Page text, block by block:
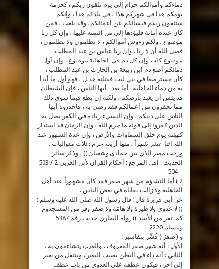
دماءكم وأموالكم حرام إلى يوم تلقون ربكم ، كحرمة
يومكم هذا في شهركم هذا ، في بلدكم هذا ، وإنكم
ستلقون ربكم فيسألكم عن أعمالكم . وقد بلغت ، فمن
كان عنده أمانة فليؤدها إلى من ائتمنه عليها ، وإن كل ربا
موضوع ، ولكم رءوس أموالكم ، لا تظلمون ولا تظلمون ،
قضى الله أن لا ربا ، وإن ربا عباس بن عبد المطلب
موضوع كله ، وإن كل دم في الجاهلية موضوع ، وإن أول
دمائكم أضع دم ابن ربيعة بن الحارث بن عبد المطلب ،
كان مسترضعا في بني ليث فقتلته هذيل ، فهو أول ما أبدأ
به من دماء الجاهلية . أما بعد ، أيها الناس ، فإن الشيطان
قد يئس أن يعبد بأرضكم ، ولكنه إن يطع فيما سوى ذلك
مما تحقرون من أعمالكم فقد رضي به ، فاحذروه أيها
الناس على دينكم ، وإن النسيء زيادة في الكفر يضل به
الذين كفروا إلى قوله ما حرم الله ، وإن الزمان قد استدار
كهيئته يوم خلق السماوات والأرض ، وإن عدة الشهور عند
الله اثنا عشر شهراً ، منها أربعة حرم : ثلاث متواليات ،
ورجب مضر الذي بين جمادى وشعبان )) ، وذكر سائر
الحديث . اهـ . المرجع : أحكام القرآن لأبن العربي 2 / 503
– 504
2 ) أما التشاؤم من شهر صفر فقد كان مشهوراً عند أهل
الجاهلية ولا زالت بقاياه في بعض الناس .
عن أبي هريرة قال : قال رسول الله صلى الله عليه وسلم :
(( لا عدوى ولا طيرة ولا هامَة ولا صَفَر وفر من المشجذوم
كما تفر من الأسد )) رواه البخاري حديث رقم 5387
ومسلم 2220
و ( صفرُ ) فُسِّر بتفاسير :
الأول : أنه شهر صفر المعروف ، والعرب يتشاءمون به .
الثاني : أنه داء في البطن يصيب البعير ، وينتقل من بعير
إلى آخر ، فيكون عطفه على العدوى من باب عطف